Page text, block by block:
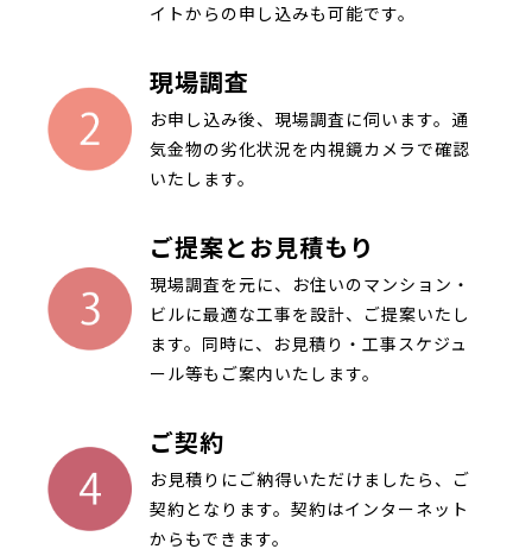
イトからの申し込みも可能です。
現場調査
お申し込み後、現場調査に伺います。通
気金物の劣化状況を内視鏡カメラで確認
いたします。
ご提案とお見積もり
現場調査を元に、お住いのマンション・
ビルに最適な工事を設計、ご提案いたし
ます。同時に、お見積り・工事スケジュ
ール等もご案内いたします。
ご契約
お見積りにご納得いただけましたら、ご
契約となります。契約はインターネット
からもできます。